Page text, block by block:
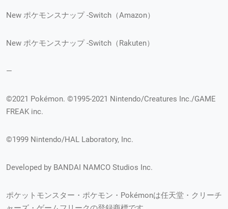
New ポケモンスナップ -Switch（Amazon）
New ポケモンスナップ -Switch（Rakuten）
—
©2021 Pokémon. ©1995-2021 Nintendo/Creatures Inc./GAME
FREAK inc.
©1999 Nintendo/HAL Laboratory, Inc.
Developed by BANDAI NAMCO Studios Inc.
ポケットモンスター・ポケモン・Pokémonは任天堂・クリーチ